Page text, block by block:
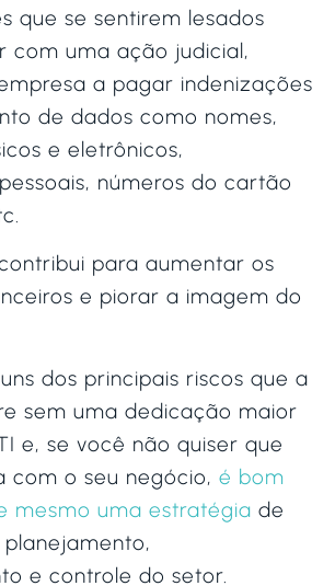
que se sentirem lesados
com uma ação judicial,
a pagar indenizações
de dados como nomes,
e eletrônicos,
números do cartão
para aumentar os
e piorar a imagem do
dos principais riscos que a
sem uma dedicação maior
e, se você não quiser que
com o seu negócio, é bom
mesmo uma estratégia de
e controle do setor.